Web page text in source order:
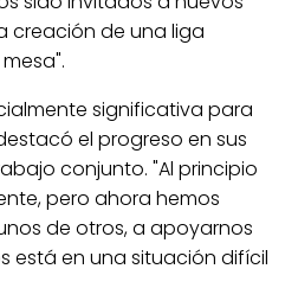
creación de una liga
significativa para
el progreso en sus
conjunto. "Al principio
pero ahora hemos
de otros, a apoyarnos
está en una situación difícil